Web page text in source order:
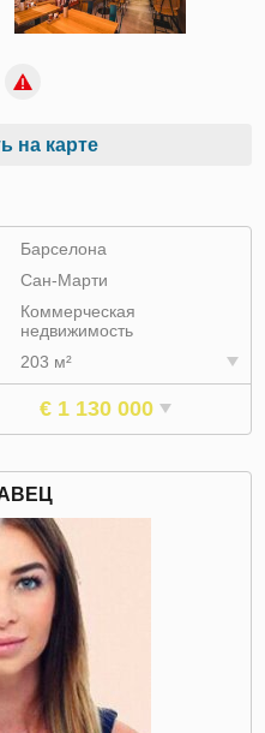
на карте
Барселона
Сан-Марти
Коммерческая
недвижимость
203 м²
€ 1 130 000